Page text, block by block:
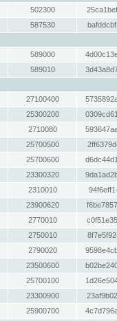
502300
587530
589000
589010
27100400
25300200
2710080
25700500
25700600
23300320
2310010
23900620
2770010
2750010
2790020
23500600
25700100
23300900
25900700